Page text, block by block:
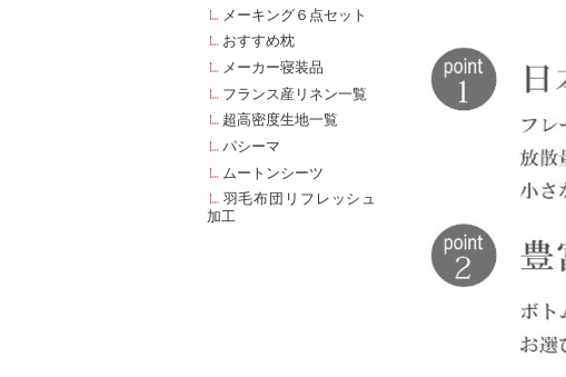
メーキング６点セット
おすすめ枕
メーカー寝装品
フランス産リネン一覧
超高密度生地一覧
パシーマ
ムートンシーツ
羽毛布団リフレッシュ
加工